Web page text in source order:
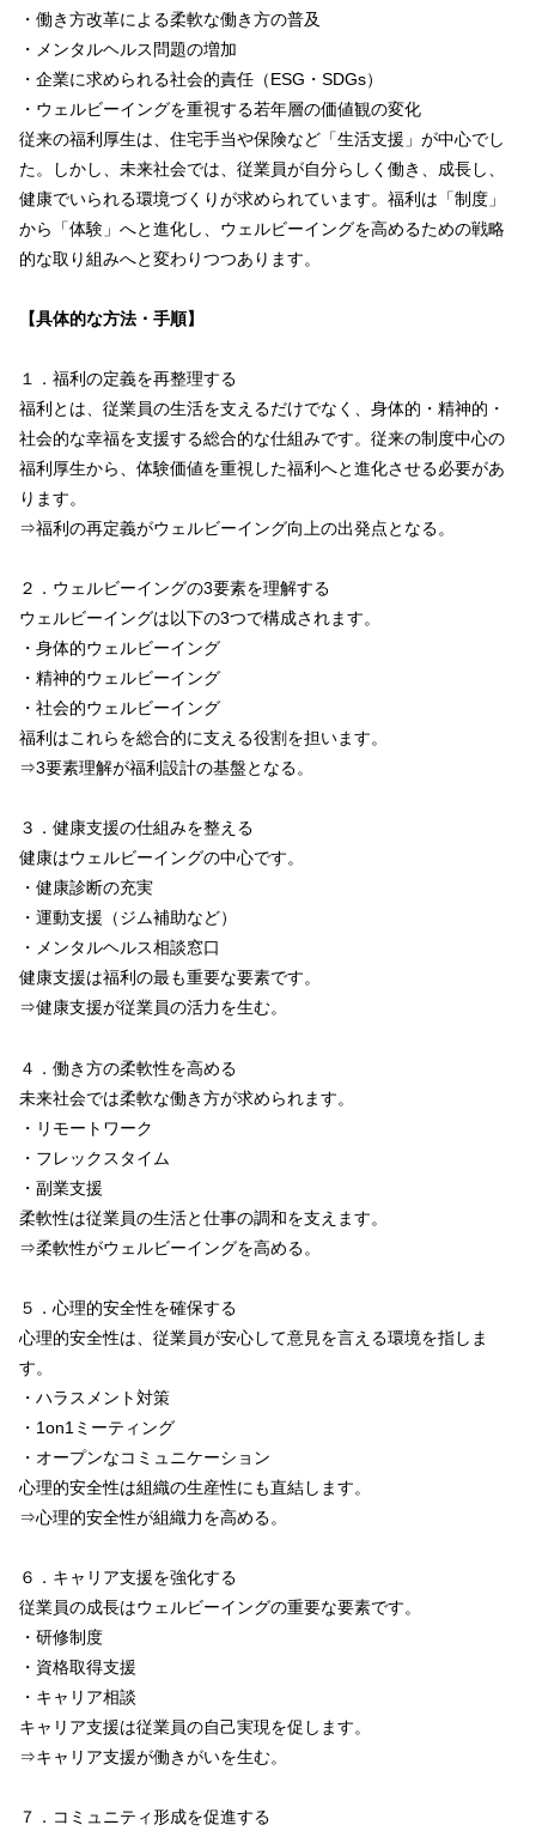
・働き方改革による柔軟な働き方の普及
・メンタルヘルス問題の増加
・企業に求められる社会的責任（ESG・SDGs）
・ウェルビーイングを重視する若年層の価値観の変化
従来の福利厚生は、住宅手当や保険など「生活支援」が中心でし
た。しかし、未来社会では、従業員が自分らしく働き、成長し、
健康でいられる環境づくりが求められています。福利は「制度」
から「体験」へと進化し、ウェルビーイングを高めるための戦略
的な取り組みへと変わりつつあります。
【具体的な方法・手順】
１．福利の定義を再整理する
福利とは、従業員の生活を支えるだけでなく、身体的・精神的・
社会的な幸福を支援する総合的な仕組みです。従来の制度中心の
福利厚生から、体験価値を重視した福利へと進化させる必要があ
ります。
⇒福利の再定義がウェルビーイング向上の出発点となる。
２．ウェルビーイングの3要素を理解する
ウェルビーイングは以下の3つで構成されます。
・身体的ウェルビーイング
・精神的ウェルビーイング
・社会的ウェルビーイング
福利はこれらを総合的に支える役割を担います。
⇒3要素理解が福利設計の基盤となる。
３．健康支援の仕組みを整える
健康はウェルビーイングの中心です。
・健康診断の充実
・運動支援（ジム補助など）
・メンタルヘルス相談窓口
健康支援は福利の最も重要な要素です。
⇒健康支援が従業員の活力を生む。
４．働き方の柔軟性を高める
未来社会では柔軟な働き方が求められます。
・リモートワーク
・フレックスタイム
・副業支援
柔軟性は従業員の生活と仕事の調和を支えます。
⇒柔軟性がウェルビーイングを高める。
５．心理的安全性を確保する
心理的安全性は、従業員が安心して意見を言える環境を指しま
す。
・ハラスメント対策
・1on1ミーティング
・オープンなコミュニケーション
心理的安全性は組織の生産性にも直結します。
⇒心理的安全性が組織力を高める。
６．キャリア支援を強化する
従業員の成長はウェルビーイングの重要な要素です。
・研修制度
・資格取得支援
・キャリア相談
キャリア支援は従業員の自己実現を促します。
⇒キャリア支援が働きがいを生む。
７．コミュニティ形成を促進する